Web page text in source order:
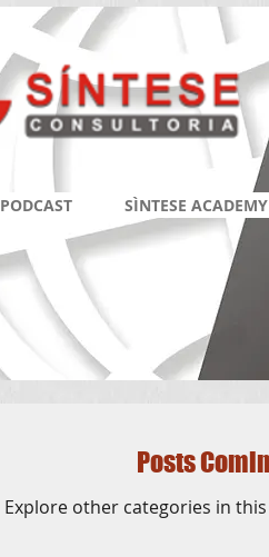
PODCAST SÌNTESE ACADEMY
Posts
Explore other categories in